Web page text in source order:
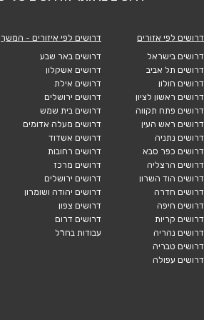
דרושים לפי אזורים
דרושים בישראל
דרושים תל אביב
דרושים חולון
דרושים ראשון לציון
דרושים פתח תקווה
דרושים ראש העין
דרושים נתניה
דרושים כפר סבא
דרושים הרצליה
דרושים הוד השרון
דרושים חדרה
דרושים חיפה
דרושים קריות
דרושים נהריה
דרושים טבריה
דרושים עפולה
דרושים לפי איזורים - המשך
דרושים באר שבע
דרושים אשקלון
דרושים אילת
דרושים ירושלים
דרושים בית שמש
דרושים מעלה אדומים
דרושים אשדוד
דרושים רחובות
דרושים מרכז
דרושים ירושלים
דרושים יהודה ושומרון
דרושים צפון
דרושים דרום
עבודות בחו"ל